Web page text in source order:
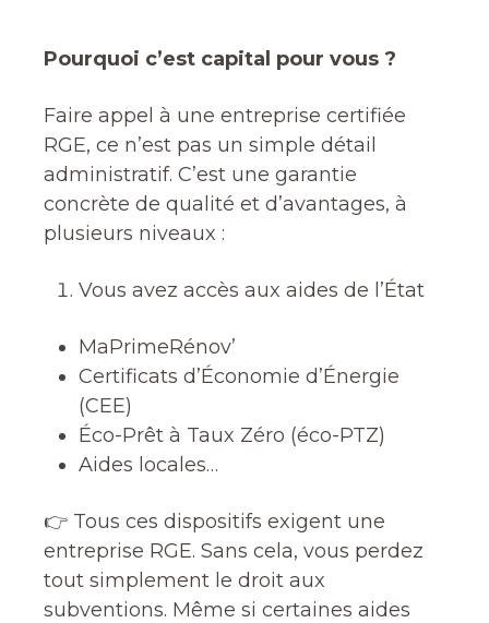
Pourquoi c’est capital pour vous ?
Faire appel à une entreprise certifiée
RGE, ce n’est pas un simple détail
administratif. C’est une garantie
concrète de qualité et d’avantages, à
plusieurs niveaux :
Vous avez accès aux aides de l’État
MaPrimeRénov’
Certificats d’Économie d’Énergie
(CEE)
Éco-Prêt à Taux Zéro (éco-PTZ)
Aides locales…
👉 Tous ces dispositifs exigent une
entreprise RGE. Sans cela, vous perdez
tout simplement le droit aux
subventions. Même si certaines aides